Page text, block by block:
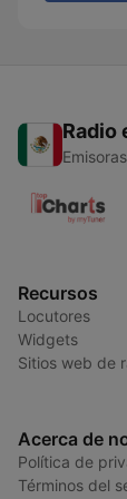
Radio
Recursos
Locutores
Widgets
Sitios web de
Acerca de
Política de
Términos del